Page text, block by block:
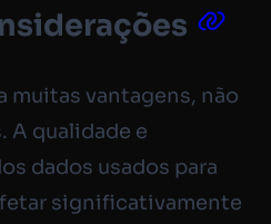
muitas vantagens, não
A qualidade e
dados usados para
significativamente